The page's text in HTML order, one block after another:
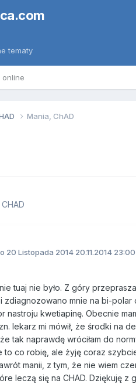
online
tematy
Mania, ChAD
20 Listopada 2014 20.11.2014 23:00
tuaj nie było. Z góry
zdiagnozowano mnie na bi-polar
nastroju kwetiapinę. Obecnie
lekarz mi mówił, że środki na
tak naprawdę wróciłam do
to co robię, ale żyję coraz
manii, z tym, że nie wiem
leczą się na CHAD. Dziękuję z